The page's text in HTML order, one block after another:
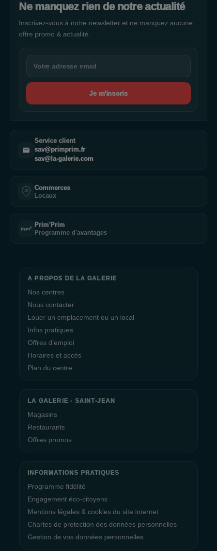
Ne manquez rien de notre actualité
Inscrivez-vous à notre newsletter et ne manquez aucune
offre promo & actualité.
Je m'inscris
Service client
sav@primprim.fr
sav@la-galerie.com
Commerces
Locaux
Prim'Prim
Programme d'avantages
A PROPOS DE LA GALERIE
Nos centres
Nous contacter
Louer un emplacement ou un local
Infos pratiques
Offres d’emploi
Horaires et accès
Plan du centre
LA GALERIE - SAINT-JEAN
Magasins
Restaurants
Offres promos
INFORMATIONS PRATIQUES
Programme fidélité
Engagement éco-citoyens
Mentions légales & cookies du site internet
Chartes de protection des données personnelles
Gestion de vos données personnelles